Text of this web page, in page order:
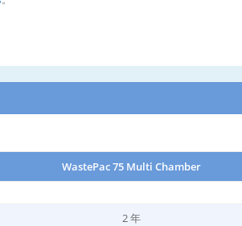
WastePac 75 Multi Chamber
2 年